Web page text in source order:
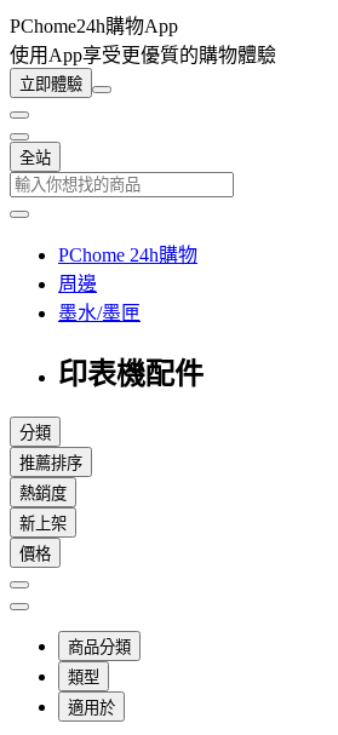
PChome24h購物App
使用App享受更優質的購物體驗
立即體驗
全站
PChome 24h購物
周邊
墨水/墨匣
印表機配件
分類
推薦排序
熱銷度
新上架
價格
商品分類
類型
適用於